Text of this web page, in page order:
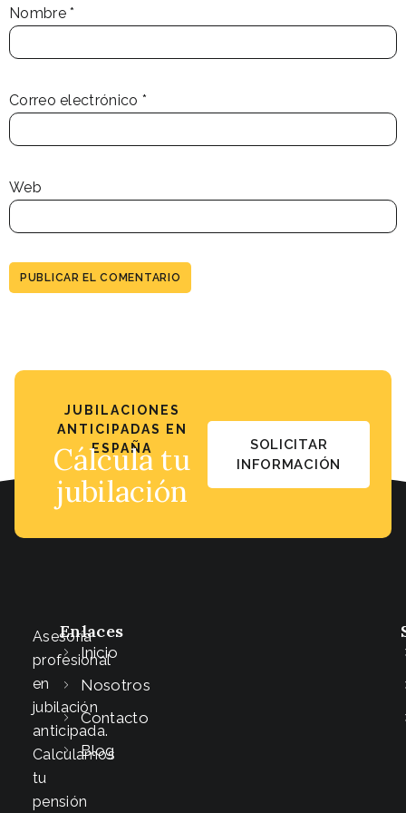
Nombre*
Correo electrónico *
Web
JUBILACIONES
ANTICIPADAS EN
ESPAÑA
Cálcula tu
jubilación
SOLICITAR
INFORMACIÓN
Asesoría
profesional
en
jubilación
anticipada.
Calculamos
tu
pensión
Enlaces
Inicio
Nosotros
Contacto
Blog